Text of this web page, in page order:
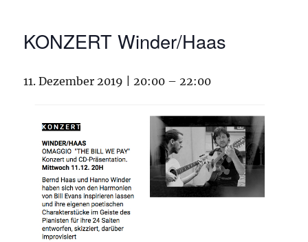
KONZERT Winder/Haas
11. Dezember 2019 | 20:00 –22:00